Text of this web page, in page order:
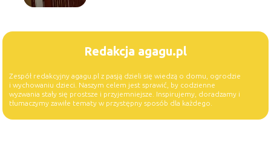
Redakcja agagu.pl
Zespół redakcyjny agagu.pl z pasją dzieli się wiedzą o domu, ogrodzie
i wychowaniu dzieci. Naszym celem jest sprawić, by codzienne
wyzwania stały się prostsze i przyjemniejsze. Inspirujemy, doradzamy i
tłumaczymy zawiłe tematy w przystępny sposób dla każdego.